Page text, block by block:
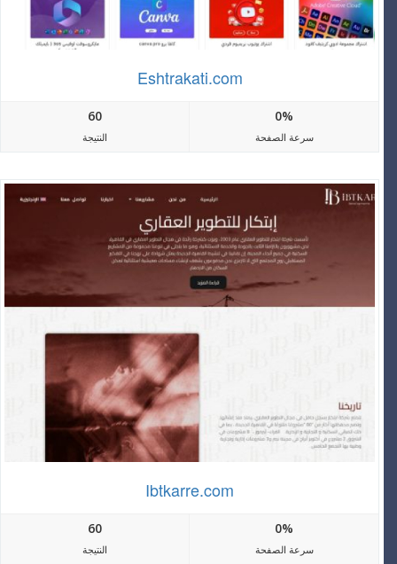
Eshtrakati.com
60
النتيجة
0%
سرعة الصفحة
Ibtkarre.com
60
النتيجة
0%
سرعة الصفحة